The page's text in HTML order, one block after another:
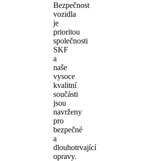
Bezpečnost
vozidla
je
prioritou
společnosti
SKF
a
naše
vysoce
kvalitní
součásti
jsou
navrženy
pro
bezpečné
a
dlouhotrvající
opravy.